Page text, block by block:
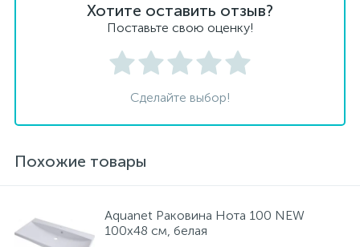
Хотите оставить отзыв?
Поставьте свою оценку!
Сделайте выбор!
Похожие товары
Aquanet Раковина Нота 100 NEW
100х48 см, белая